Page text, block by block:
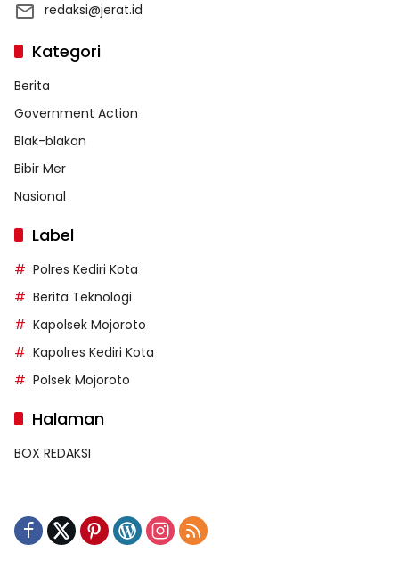
redaksi@jerat.id
Kategori
Berita
Government Action
Blak-blakan
Bibir Mer
Nasional
Label
Polres Kediri Kota
Berita Teknologi
Kapolsek Mojoroto
Kapolres Kediri Kota
Polsek Mojoroto
Halaman
BOX REDAKSI